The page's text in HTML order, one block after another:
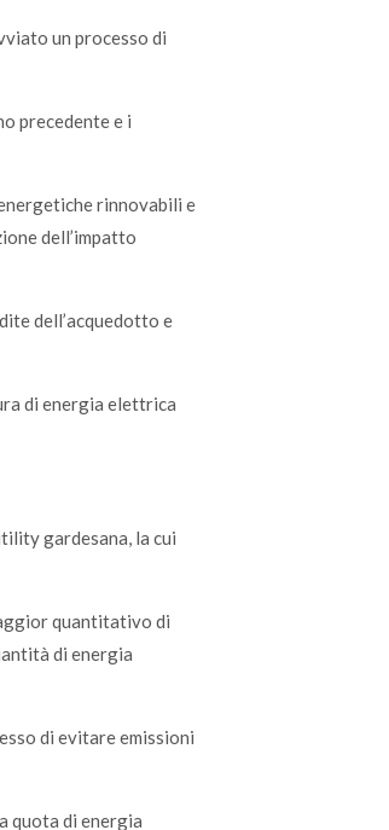
un processo di
precedente e i
rinnovabili e
dell’impatto
dell’acquedotto e
di energia elettrica
gardesana, la cui
quantitativo di
di energia
di evitare emissioni
quota di energia